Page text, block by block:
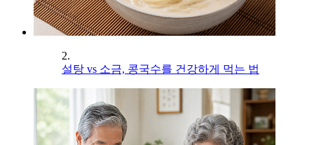
2.
설탕 vs 소금, 콩국수를 건강하게 먹는 법